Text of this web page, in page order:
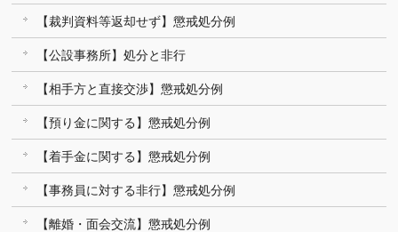
【裁判資料等返却せず】懲戒処分例
【公設事務所】処分と非行
【相手方と直接交渉】懲戒処分例
【預り金に関する】懲戒処分例
【着手金に関する】懲戒処分例
【事務員に対する非行】懲戒処分例
【離婚・面会交流】懲戒処分例